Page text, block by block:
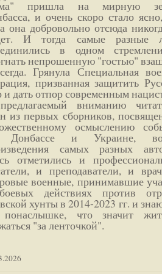
пришла на мирную
и очень скоро стало
она добровольно отсюда
И тогда самые разные
в одном
непрошенную "гостью"
Грянула Специальная
призванная защитить
и дать отпор современным
вниманию
из первых сборников,
осмыслению
Донбассе и Украине,
самых разных
отметились и
и преподаватели, и
военные, принимавшие
действиях против
хунты в 2014-2023 гг. и
что значит
"за ленточкой".